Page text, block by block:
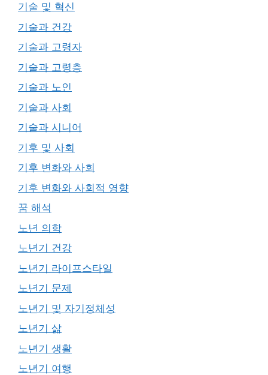
기술 및 혁신
기술과 건강
기술과 고령자
기술과 고령층
기술과 노인
기술과 사회
기술과 시니어
기후 및 사회
기후 변화와 사회
기후 변화와 사회적 영향
꿈 해석
노년 의학
노년기 건강
노년기 라이프스타일
노년기 문제
노년기 및 자기정체성
노년기 삶
노년기 생활
노년기 여행